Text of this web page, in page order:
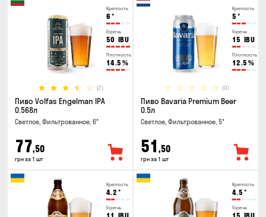
Крепость
6 °
Горечь
50 IBU
Плотность
14.5 %
(2)
Пиво Volfas Engelman IPA
0.568л
Светлое, Фильтрованное, 6°
77,50
грн за 1 шт
Крепость
5 °
Горечь
15 IBU
Плотность
12.5 %
(0)
Пиво Bavaria Premium Beer
0.5л
Светлое, Фильтрованное, 5°
51 ,50
грн за 1 шт
Крепость
4.2 °
Горечь
Крепость
4.5 °
Горечь